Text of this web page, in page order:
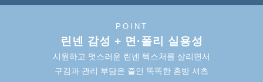
POINT
린넨 감성 + 면·폴리 실용성
시원하고 멋스러운 린넨 텍스처를 살리면서
구김과 관리 부담은 줄인 똑똑한 혼방 셔츠